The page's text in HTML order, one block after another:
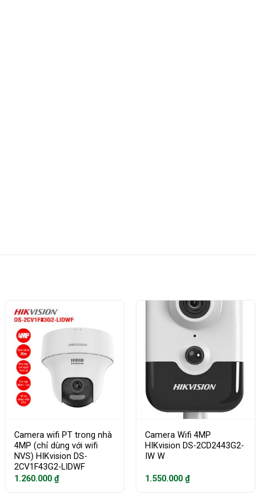
Camera wifi PT trong nhà
4MP (chỉ dùng với wifi
NVS) HIKvision DS-
2CV1F43G2-LIDWF
1.260.000₫
Camera Wifi 4MP
HIKvision DS-2CD2443G2-
IW W
1.550.000₫